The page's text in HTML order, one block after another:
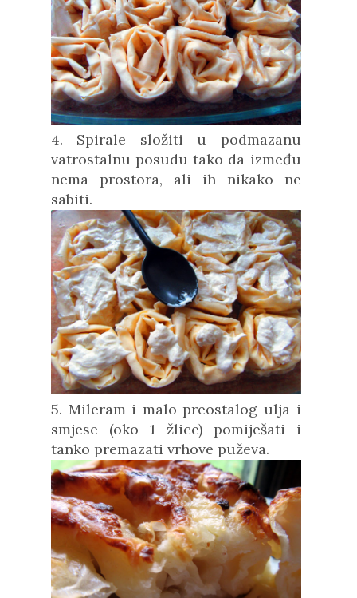
4. Spirale složiti u podmazanu
vatrostalnu posudu tako da između
nema prostora, ali ih nikako ne
sabiti.
5. Mileram i malo preostalog ulja i
smjese (oko 1 žlice) pomiješati i
tanko premazati vrhove puževa.